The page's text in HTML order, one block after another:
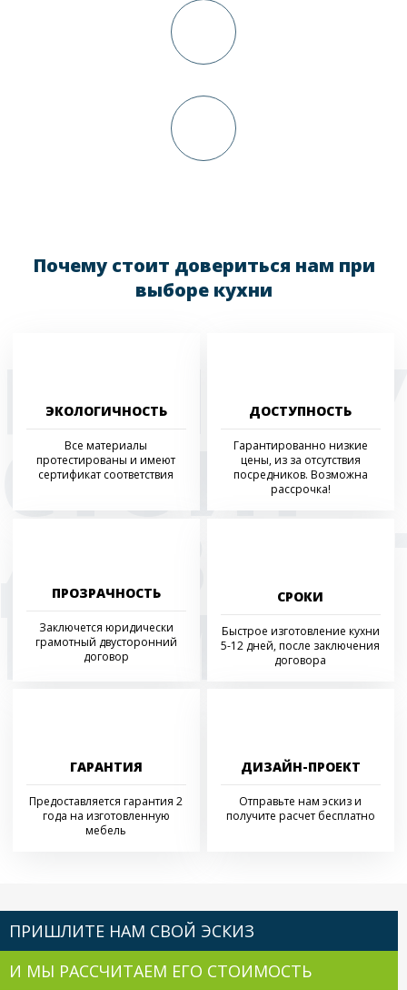
ПОЧЕМУ
СТОИТ
НАМ
Почему стоит довериться нам при
выборе кухни
ЭКОЛОГИЧНОСТЬ
Все материалы
протестированы и имеют
сертификат соответствия
ДОСТУПНОСТЬ
Гарантированно низкие
цены, из за отсутствия
посредников. Возможна
рассрочка!
ПРОЗРАЧНОСТЬ
Заключется юридически
грамотный двусторонний
договор
СРОКИ
Быстрое изготовление кухни
5-12 дней, после заключения
договора
ГАРАНТИЯ
Предоставляется гарантия 2
года на изготовленную
мебель
ДИЗАЙН-ПРОЕКТ
Отправьте нам эскиз и
получите расчет бесплатно
ПРИШЛИТЕ НАМ СВОЙ ЭСКИЗ
И МЫ РАССЧИТАЕМ ЕГО СТОИМОСТЬ